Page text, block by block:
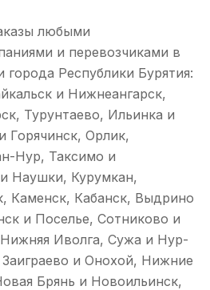
любыми
и перевозчиками в
города Республики Бурятия:
и Нижнеангарск,
Турунтаево, Ильинка и
Горячинск, Орлик,
Нур, Таксимо и
Наушки, Курумкан,
Каменск, Кабанск, Выдрино
и Поселье, Сотниково и
Нижняя Иволга, Сужа и Нур-
и Онохой, Нижние
Брянь и Новоильинск,